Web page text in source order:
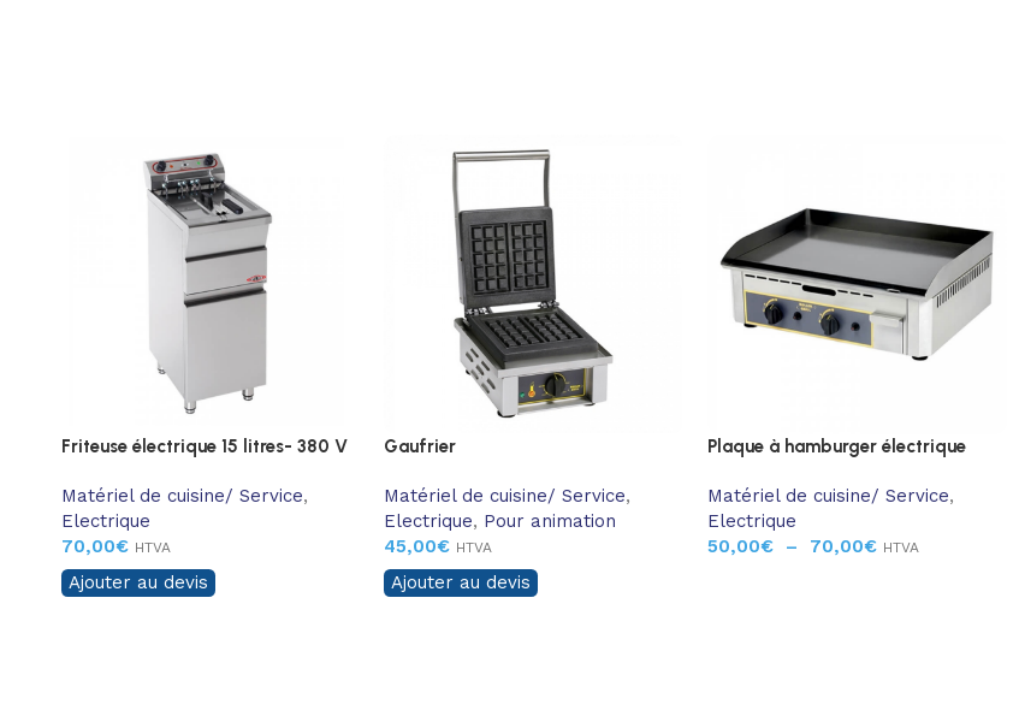
Friteuse électrique 15 litres- 380 V
Matériel de cuisine/ Service,
Electrique
70,00€ HTVA
Ajouter au devis
Gaufrier
Matériel de cuisine/ Service,
Electrique, Pour animation
45,00€ HTVA
Ajouter au devis
Plaque à hamburger électrique
Matériel de cuisine/ Service,
Electrique
50,00€ – 70,00€ HTVA